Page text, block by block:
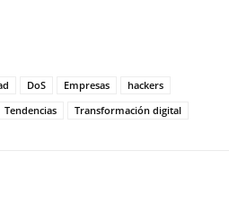
DoS Empresas
hackers
Tendencias Transformación digital